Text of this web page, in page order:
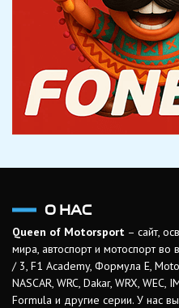
О НАС
Queen of Motorsport – сайт,
мира, автоспорт и мотоспорт
/ 3, F1 Academy, Формула Е,
NASCAR, WRC, Dakar, WRX,
Formula и другие серии. У нас